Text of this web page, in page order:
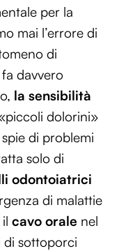
per la
mai l’errore di
di
davvero
la sensibilità
dolorini»
di problemi
solo di
odontoiatrici
di malattie
cavo orale nel
di sottoporci